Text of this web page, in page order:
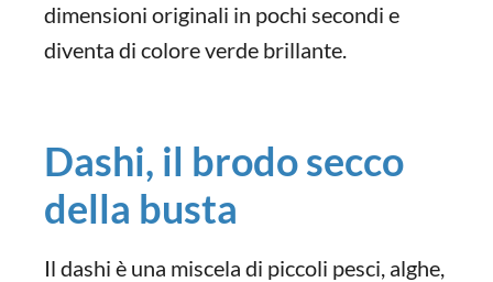
dimensioni originali in pochi secondi e
diventa di colore verde brillante.
Dashi, il brodo secco
della busta
Il dashi è una miscela di piccoli pesci, alghe,